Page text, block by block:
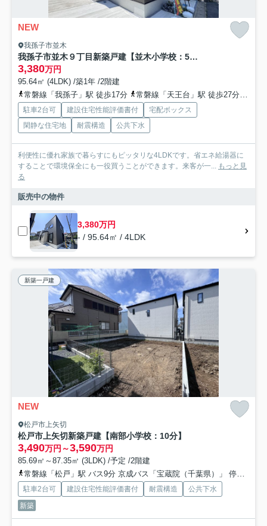
NEW
我孫子市並木
我孫子市並木９丁目新築戸建【並木小学校：5分】
3,380万円
95.64㎡ (4LDK) /築1年 /2階建
常磐線「我孫子」駅 徒歩17分
常磐線「天王台」駅 徒歩27分
駐車2台可 建設住宅性能評価書付
宅配ボックス
閑静な住宅地
耐震構造 公共下水
利便性に優れ家族で暮らすにもピッタリな4LDKです。省エネ給湯器に
することで環境保全にも一役買うことができます。来客が一... もっと見
る
販売中の物件
3,380万円
- / 95.64㎡ / 4LDK
新築一戸建
NEW
松戸市上矢切
松戸市上矢切新築戸建【南部小学校：10分】
3,490万円～3,590万円
85.69㎡～87.35㎡ (3LDK) /予定 /2階建
常磐線「松戸」駅 バス9分 京成バス「宝蔵院（千葉県）」 停歩3分
駐車2台可 建設住宅性能評価書付 耐震構造
公共下水
新築